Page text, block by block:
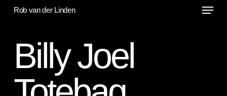
content
Rob van der Linden Menu
Billy Joel